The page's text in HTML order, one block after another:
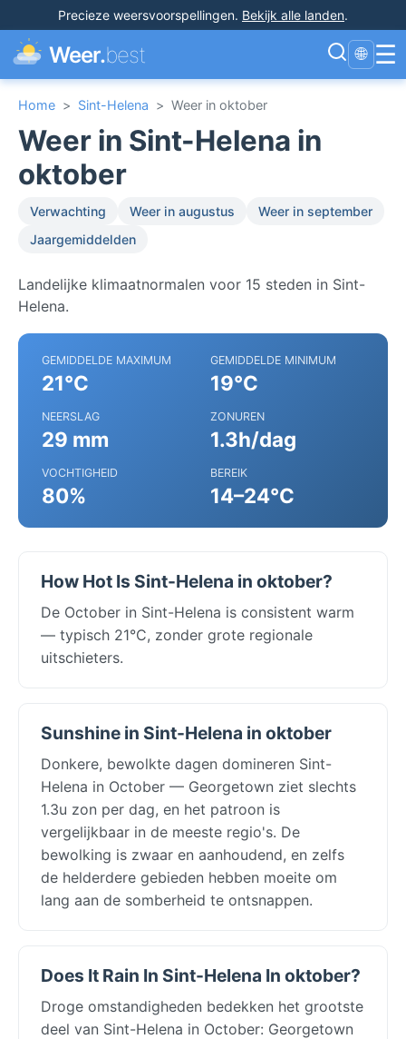
Precieze weersvoorspellingen. Bekijk alle landen.
Weer.best 🌐 ☰
Home > Sint-Helena > Weer in oktober
Weer in Sint-Helena in
oktober
Verwachting Weer in augustus
Weer in september
Jaargemiddelden
Landelijke klimaatnormalen voor 15 steden in Sint-
Helena.
GEMIDDELDE MAXIMUM
21°C
GEMIDDELDE MINIMUM
19°C
NEERSLAG
29 mm
ZONUREN
1.3h/dag
VOCHTIGHEID
80%
BEREIK
14–24°C
How Hot Is Sint-Helena in oktober?
De October in Sint-Helena is consistent warm
— typisch 21°C, zonder grote regionale
uitschieters.
Sunshine in Sint-Helena in oktober
Donkere, bewolkte dagen domineren Sint-
Helena in October — Georgetown ziet slechts
1.3u zon per dag, en het patroon is
vergelijkbaar in de meeste regio's. De
bewolking is zwaar en aanhoudend, en zelfs
de helderdere gebieden hebben moeite om
lang aan de somberheid te ontsnappen.
Does It Rain In Sint-Helena In oktober?
Droge omstandigheden bedekken het grootste
deel van Sint-Helena in October: Georgetown